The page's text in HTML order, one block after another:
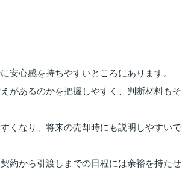
安心感を持ちやすいところにあります。
があるのかを把握しやすく、判断材料もそ
くなり、将来の売却時にも説明しやすいで
約から引渡しまでの日程には余裕を持たせ